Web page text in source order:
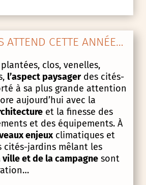
ATTEND CETTE ANNÉE…
clos, venelles,
l’aspect paysagerdes cités-
à sa plus grande attention
aujourd’hui avec la
et la finesse des
et des équipements. À
enjeuxclimatiques et
cités-jardins mêlant les
et de la campagnesont